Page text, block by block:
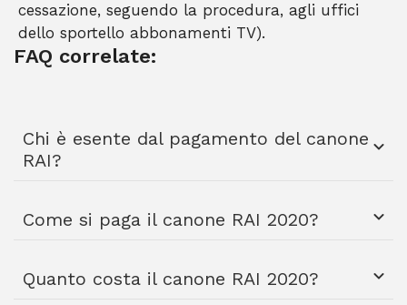
cessazione, seguendo la procedura, agli uffici
dello sportello abbonamenti TV).
FAQ correlate:
Chi è esente dal pagamento del canone
RAI?
Come si paga il canone RAI 2020?
Quanto costa il canone RAI 2020?